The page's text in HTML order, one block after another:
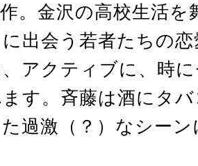
。金沢の高校生活を
出会う若者たちの
アクティブに、時
す。斉藤は酒にタ
過激（？）なシー